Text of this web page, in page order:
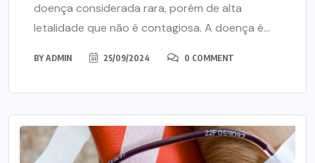
doença considerada rara, porém de alta
letalidade que não é contagiosa. A doença é...
BYADMIN 25/09/2024 0 COMMENT